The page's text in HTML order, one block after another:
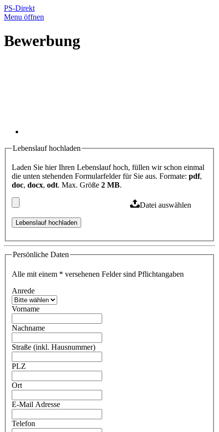
PS-Direkt
Menu öffnen
Bewerbung
Lebenslauf hochladen
Laden Sie hier Ihren Lebenslauf hoch, füllen wir schon einmal
die unten stehenden Formularfelder für Sie aus. Formate: pdf,
doc, docx, odt. Max. Größe 2 MB.
Datei auswählen
Persönliche Daten
Alle mit einem * versehenen Felder sind Pflichtangaben
Anrede
Vorname
Nachname
Straße (inkl. Hausnummer)
PLZ
Ort
E-Mail Adresse
Telefon